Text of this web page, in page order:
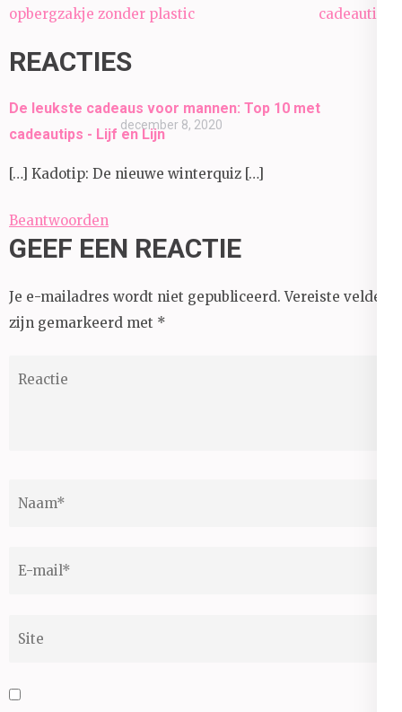
opbergzakje zonder plastic
cadeautips
REACTIES
De leukste cadeaus voor mannen: Top 10 met
cadeautips - Lijf en Lijn
december 8, 2020
[…] Kadotip: De nieuwe winterquiz […]
Beantwoorden
GEEF EEN REACTIE
Je e-mailadres wordt niet gepubliceerd. Vereiste velden
zijn gemarkeerd met *